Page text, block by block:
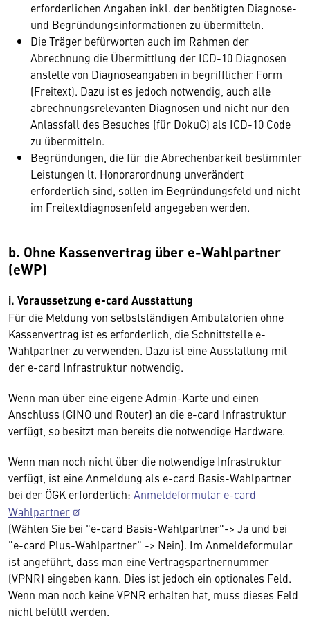
erforderlichen Angaben inkl. der benötigten Diagnose-
und Begründungsinformationen zu übermitteln.
Die Träger befürworten auch im Rahmen der
Abrechnung die Übermittlung der ICD-10 Diagnosen
anstelle von Diagnoseangaben in begrifflicher Form
(Freitext). Dazu ist es jedoch notwendig, auch alle
abrechnungsrelevanten Diagnosen und nicht nur den
Anlassfall des Besuches (für DokuG) als ICD-10 Code
zu übermitteln.
Begründungen, die für die Abrechenbarkeit bestimmter
Leistungen lt. Honorarordnung unverändert
erforderlich sind, sollen im Begründungsfeld und nicht
im Freitextdiagnosenfeld angegeben werden.
b. Ohne Kassenvertrag über e-Wahlpartner
(eWP)
i. Voraussetzung e-card Ausstattung
Für die Meldung von selbstständigen Ambulatorien ohne
Kassenvertrag ist es erforderlich, die Schnittstelle e-
Wahlpartner zu verwenden. Dazu ist eine Ausstattung mit
der e-card Infrastruktur notwendig.
Wenn man über eine eigene Admin-Karte und einen
Anschluss (GINO und Router) an die e-card Infrastruktur
verfügt, so besitzt man bereits die notwendige Hardware.
Wenn man noch nicht über die notwendige Infrastruktur
verfügt, ist eine Anmeldung als e-card Basis-Wahlpartner
bei der ÖGK erforderlich: Anmeldeformular e-card
Wahlpartner
(Wählen Sie bei "e-card Basis-Wahlpartner"-> Ja und bei
"e-card Plus-Wahlpartner" -> Nein). Im Anmeldeformular
ist angeführt, dass man eine Vertragspartnernummer
(VPNR) eingeben kann. Dies ist jedoch ein optionales Feld.
Wenn man noch keine VPNR erhalten hat, muss dieses Feld
nicht befüllt werden.